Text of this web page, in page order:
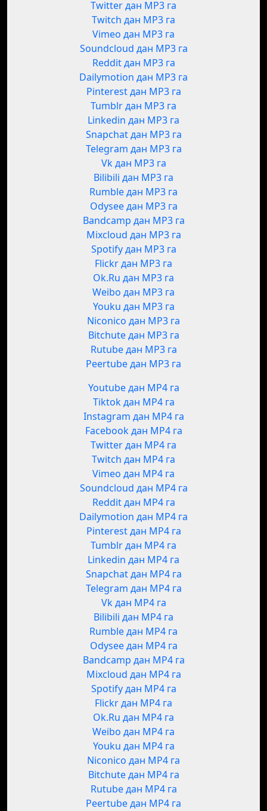
Twitter дан MP3 га
Twitch дан MP3 га
Vimeo дан MP3 га
Soundcloud дан MP3 га
Reddit дан MP3 га
Dailymotion дан MP3 га
Pinterest дан MP3 га
Tumblr дан MP3 га
Linkedin дан MP3 га
Snapchat дан MP3 га
Telegram дан MP3 га
Vk дан MP3 га
Bilibili дан MP3 га
Rumble дан MP3 га
Odysee дан MP3 га
Bandcamp дан MP3 га
Mixcloud дан MP3 га
Spotify дан MP3 га
Flickr дан MP3 га
Ok.Ru дан MP3 га
Weibo дан MP3 га
Youku дан MP3 га
Niconico дан MP3 га
Bitchute дан MP3 га
Rutube дан MP3 га
Peertube дан MP3 га
Youtube дан MP4 га
Tiktok дан MP4 га
Instagram дан MP4 га
Facebook дан MP4 га
Twitter дан MP4 га
Twitch дан MP4 га
Vimeo дан MP4 га
Soundcloud дан MP4 га
Reddit дан MP4 га
Dailymotion дан MP4 га
Pinterest дан MP4 га
Tumblr дан MP4 га
Linkedin дан MP4 га
Snapchat дан MP4 га
Telegram дан MP4 га
Vk дан MP4 га
Bilibili дан MP4 га
Rumble дан MP4 га
Odysee дан MP4 га
Bandcamp дан MP4 га
Mixcloud дан MP4 га
Spotify дан MP4 га
Flickr дан MP4 га
Ok.Ru дан MP4 га
Weibo дан MP4 га
Youku дан MP4 га
Niconico дан MP4 га
Bitchute дан MP4 га
Rutube дан MP4 га
Peertube дан MP4 га